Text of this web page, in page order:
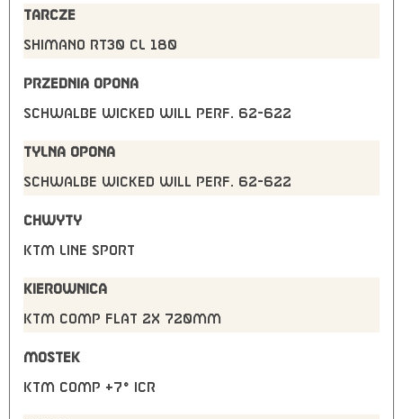
TARCZE
Shimano RT30 CL 180
PRZEDNIA OPONA
Schwalbe Wicked Will Perf. 62-622
TYLNA OPONA
Schwalbe Wicked Will Perf. 62-622
CHWYTY
KTM Line Sport
KIEROWNICA
KTM COMP flat 2X 720mm
MOSTEK
KTM COMP +7° ICR